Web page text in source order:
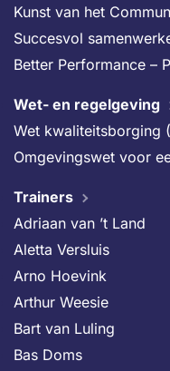
Kunst van het
Succesvol
Better Performance –
Wet- en regelgeving
Wet kwaliteitsborging
Omgevingswet voor
Trainers
Adriaan van ’t Land
Aletta Versluis
Arno Hoevink
Arthur Weesie
Bart van Luling
Bas Doms